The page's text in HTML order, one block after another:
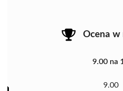
Ocena w
9.00 na
9.00